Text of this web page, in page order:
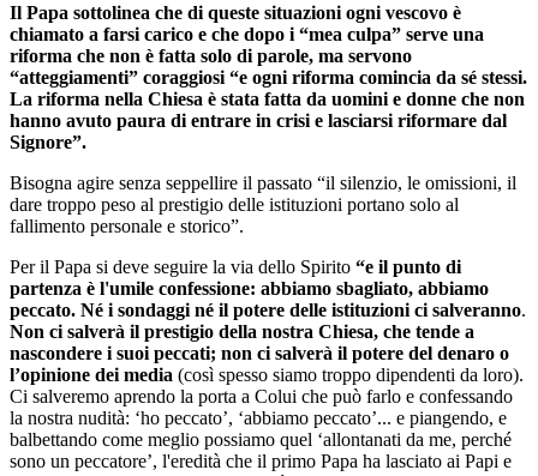
Il Papa sottolinea che di queste situazioni ogni vescovo è
chiamato a farsi carico e che dopo i “mea culpa” serve una
riforma che non è fatta solo di parole, ma servono
“atteggiamenti” coraggiosi “e ogni riforma comincia da sé stessi.
La riforma nella Chiesa è stata fatta da uomini e donne che non
hanno avuto paura di entrare in crisi e lasciarsi riformare dal
Signore”.
Bisogna agire senza seppellire il passato “il silenzio, le omissioni, il
dare troppo peso al prestigio delle istituzioni portano solo al
fallimento personale e storico”.
Per il Papa si deve seguire la via dello Spirito “e il punto di
partenza è l'umile confessione: abbiamo sbagliato, abbiamo
peccato. Né i sondaggi né il potere delle istituzioni ci salveranno.
Non ci salverà il prestigio della nostra Chiesa, che tende a
nascondere i suoi peccati; non ci salverà il potere del denaro o
l’opinione dei media (così spesso siamo troppo dipendenti da loro).
Ci salveremo aprendo la porta a Colui che può farlo e confessando
la nostra nudità: ‘ho peccato’, ‘abbiamo peccato’... e piangendo, e
balbettando come meglio possiamo quel ‘allontanati da me, perché
sono un peccatore’, l'eredità che il primo Papa ha lasciato ai Papi e